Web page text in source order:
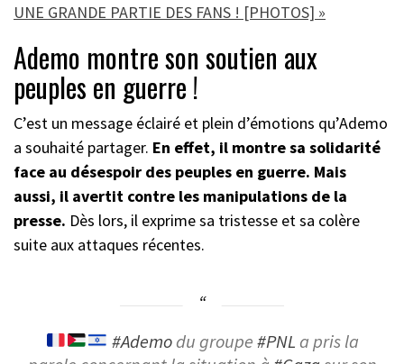
UNE GRANDE PARTIE DES FANS ! [PHOTOS] »
Ademo montre son soutien aux
peuples en guerre !
C’est un message éclairé et plein d’émotions qu’Ademo
a souhaité partager. En effet, il montre sa solidarité
face au désespoir des peuples en guerre. Mais
aussi, il avertit contre les manipulations de la
presse. Dès lors, il exprime sa tristesse et sa colère
suite aux attaques récentes.
#Ademodu groupe#PNLa pris la